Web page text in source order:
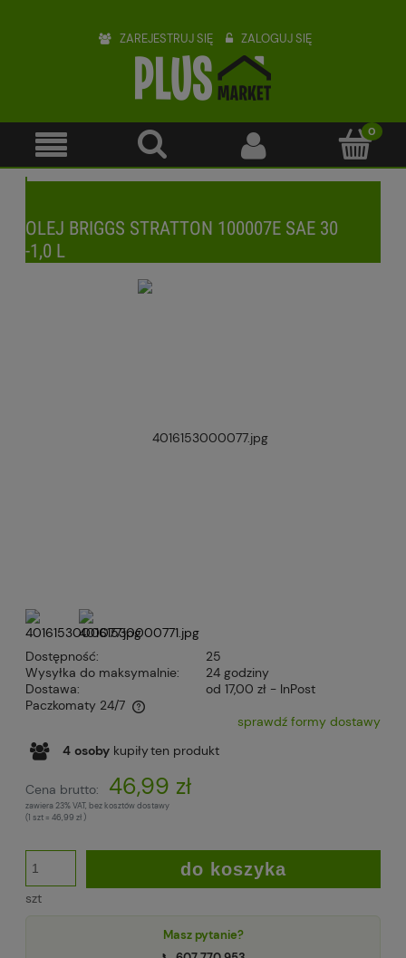
ZAREJESTRUJ SIĘ ZALOGUJ SIĘ
OLEJ BRIGGS STRATTON 100007E SAE 30
-1,0 L
Dostępność:
25
Wysyłka do maksymalnie:
24 godziny
Dostawa:
od 17,00 zł - InPost
Paczkomaty 24/7
Cena nie zawiera ewentualnych kosztów płatnościsprawdź formy dostawy
4 osoby kupiłyten produkt
Cena brutto: 46,99 zł
zawiera 23% VAT, bez kosztów dostawy
(1 szt= 46,99 zł )
szt
do koszyka
Masz pytanie?